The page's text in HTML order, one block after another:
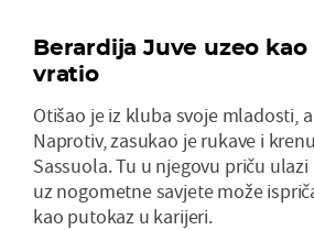
Berardija Juve uzeo
vratio
Otišao je iz kluba svoje mladosti,
Naprotiv, zasukao je rukave i
Sassuola. Tu u njegovu priču
uz nogometne savjete može
kao putokaz u karijeri.